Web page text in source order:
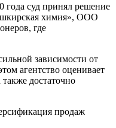
года суд принял решение
химия», ООО
где
зависимости от
агентство оценивает
достаточно
продаж